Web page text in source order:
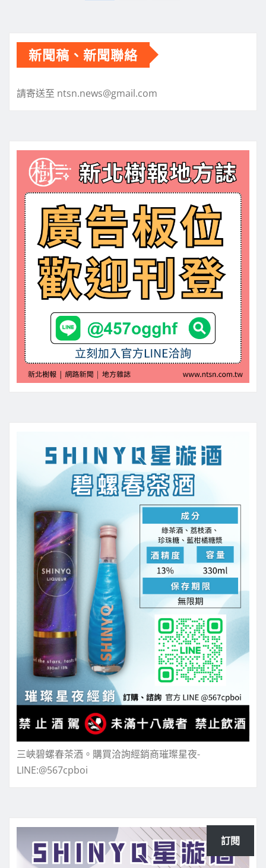
頁
新聞稿、新聞聯絡
請寄送至 ntsn.news@gmail.com
三峽碧螺春茶酒。購買洽詢經銷商璀璨星夜-
LINE:@567cpboi
訂閱